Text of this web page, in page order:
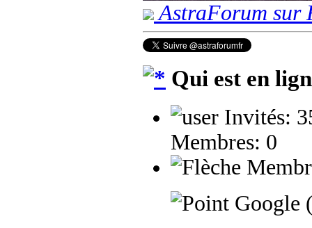
AstraForum sur
Qui est en
Invités:
Membres: 0
Google